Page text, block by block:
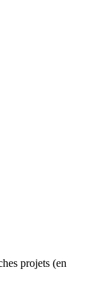
projets (en